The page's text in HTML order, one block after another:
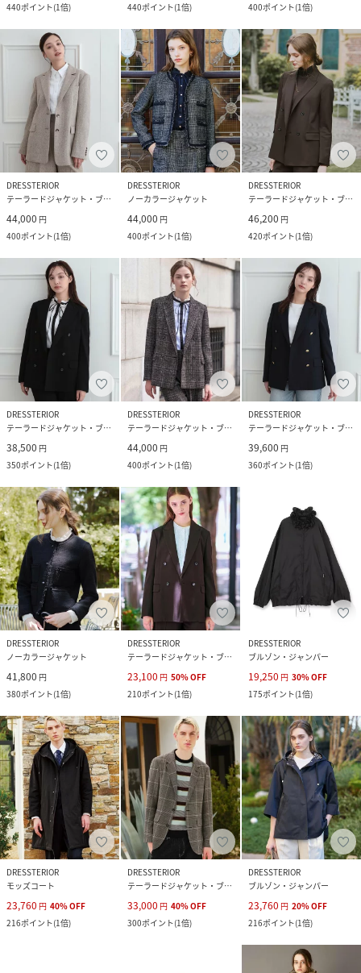
440ポイント(1倍)
440ポイント(1倍)
400ポイント(1倍)
DRESSTERIOR
テーラードジャケット・ブレザー
44,000 円
400ポイント(1倍)
DRESSTERIOR
ノーカラージャケット
44,000 円
400ポイント(1倍)
DRESSTERIOR
テーラードジャケット・ブレザー
46,200 円
420ポイント(1倍)
DRESSTERIOR
テーラードジャケット・ブレザー
38,500 円
350ポイント(1倍)
DRESSTERIOR
テーラードジャケット・ブレザー
44,000 円
400ポイント(1倍)
DRESSTERIOR
テーラードジャケット・ブレザー
39,600 円
360ポイント(1倍)
DRESSTERIOR
ノーカラージャケット
41,800 円
380ポイント(1倍)
DRESSTERIOR
テーラードジャケット・ブレザー
23,100 円 50%OFF
210ポイント(1倍)
DRESSTERIOR
ブルゾン・ジャンパー
19,250 円 30%OFF
175ポイント(1倍)
DRESSTERIOR
モッズコート
23,760 円 40%OFF
216ポイント(1倍)
DRESSTERIOR
テーラードジャケット・ブレザー
33,000 円 40%OFF
300ポイント(1倍)
DRESSTERIOR
ブルゾン・ジャンパー
23,760 円 20%OFF
216ポイント(1倍)